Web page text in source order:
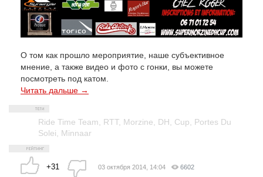
О том как прошло мероприятие, наше субъективное
мнение, а также видео и фото с гонки, вы можете
посмотреть под катом.
Читать дальше →
Ride Time Team RTT, Morzine DH Cup
Portes Du
Solei
Minnaar
+31 03 октября 2014, 14:04 6602